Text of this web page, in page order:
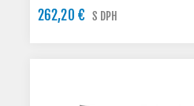
262,20 € S DPH